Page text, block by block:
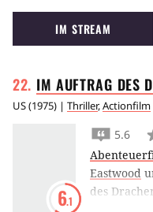
Schwester
IM STREAM
IM AUFTRAG DES
US(1975) | Thriller,Actionfilm
6.1
5.6
Eastwood
des